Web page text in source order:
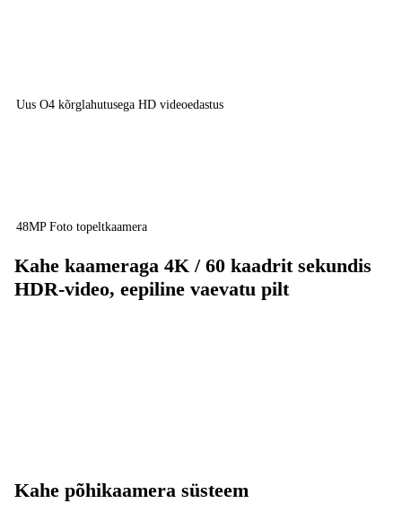
Uus O4 kõrglahutusega HD videoedastus
48MP Foto topeltkaamera
Kahe kaameraga 4K / 60 kaadrit sekundis
HDR-video, eepiline vaevatu pilt
Kahe põhikaamera süsteem